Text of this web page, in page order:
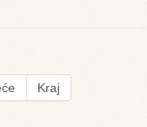
Kraj